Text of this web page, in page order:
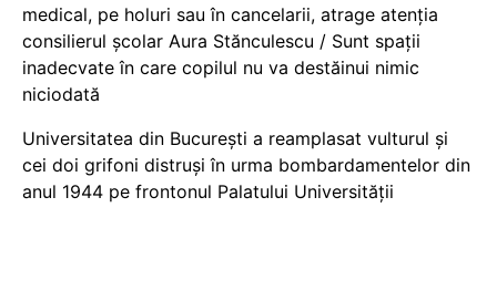
medical, pe holuri sau în cancelarii, atrage atenția
consilierul școlar Aura Stănculescu / Sunt spații
inadecvate în care copilul nu va destăinui nimic
niciodată
Universitatea din București a reamplasat vulturul și
cei doi grifoni distruși în urma bombardamentelor din
anul 1944 pe frontonul Palatului Universității